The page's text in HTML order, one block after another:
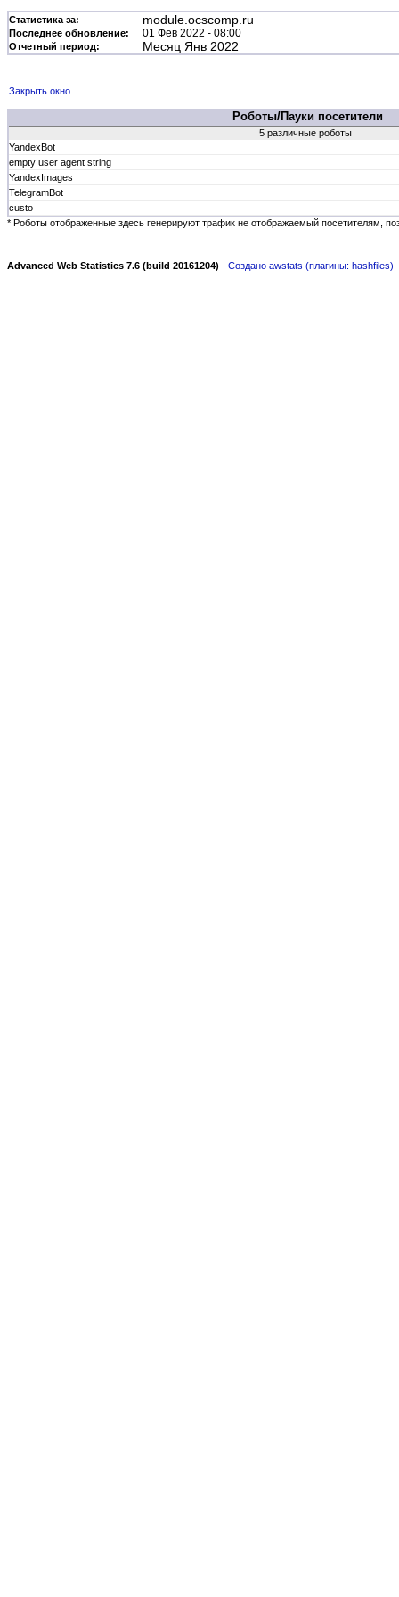
Статистика за: module.ocscomp.ru
Последнее обновление: 01 Фев 2022 - 08:00
Отчетный период: Месяц Янв 2022
Закрыть окно
Роботы/Пауки посетители
5 различные роботы
YandexBot
empty user agent string
YandexImages
TelegramBot
custo
* Роботы отображенные здесь генерируют трафик не отображаемый посетителям,
Advanced Web Statistics 7.6 (build 20161204) - Создано awstats (плагины: hashfiles)